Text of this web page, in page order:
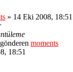
» 14 Eki 2008, 18:51
gönderen moments
18:51